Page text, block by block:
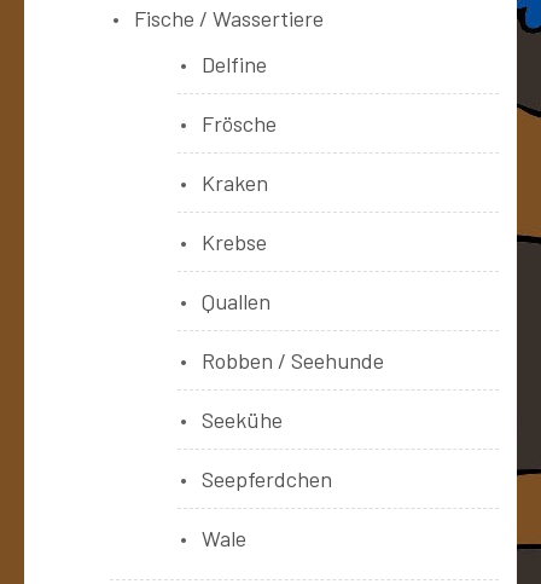
Fische / Wassertiere
Delfine
Frösche
Kraken
Krebse
Quallen
Robben / Seehunde
Seekühe
Seepferdchen
Wale